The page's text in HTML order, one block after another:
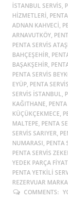
ISTANBUL SERVIS,
HIZMETLERI,
ADNAN KAHVECI,
ARNAVUTKÖY,
PENTA SERVIS
BAHÇEŞEHIR,
BAŞAKŞEHIR,
PENTA SERVIS
EYÜP, PENTA
SERVIS ISTANBUL,
KAĞITHANE,
KÜÇÜKÇEKMECE,
MALTEPE, PENTA
SERVIS SARIYER,
NUMARASI, PENTA
PENTA SERVIS
YEDEK PARÇA
PENTA YETKILI
REZERVUAR
COMMENTS: